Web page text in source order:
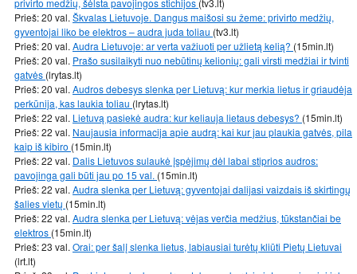
privirto medžių, šėlsta pavojingos stichijos (tv3.lt)
Prieš: 20 val. Škvalas Lietuvoje. Dangus maišosi su žeme: privirto medžių,
gyventojai liko be elektros – audra juda toliau (tv3.lt)
Prieš: 20 val. Audra Lietuvoje: ar verta važiuoti per užlietą kelią? (15min.lt)
Prieš: 20 val. Prašo susilaikyti nuo nebūtinų kelionių: gali virsti medžiai ir tvinti
gatvės (lrytas.lt)
Prieš: 20 val. Audros debesys slenka per Lietuvą: kur merkia lietus ir griaudėja
perkūnija, kas laukia toliau (lrytas.lt)
Prieš: 22 val. Lietuvą pasiekė audra: kur keliauja lietaus debesys? (15min.lt)
Prieš: 22 val. Naujausia informacija apie audrą: kai kur jau plaukia gatvės, pila
kaip iš kibiro (15min.lt)
Prieš: 22 val. Dalis Lietuvos sulaukė įspėjimų dėl labai stiprios audros:
pavojinga gali būti jau po 15 val. (15min.lt)
Prieš: 22 val. Audra slenka per Lietuvą: gyventojai dalijasi vaizdais iš skirtingų
šalies vietų (15min.lt)
Prieš: 22 val. Audra slenka per Lietuvą: vėjas verčia medžius, tūkstančiai be
elektros (15min.lt)
Prieš: 23 val. Orai: per šalį slenka lietus, labiausiai turėtų kliūti Pietų Lietuvai
(lrt.lt)